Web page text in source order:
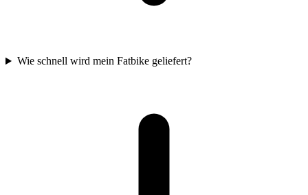
Wie schnell wird mein Fatbike geliefert?